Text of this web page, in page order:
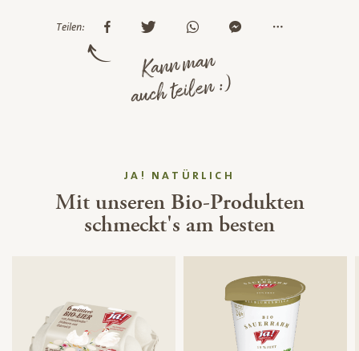
Teilen:
Kann man
auch teilen :)
JA! NATÜRLICH
Mit unseren Bio-Produkten
schmeckt's am besten